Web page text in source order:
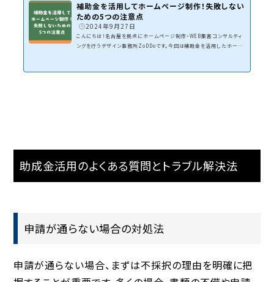
補助金を活用してホームページ制作！失敗しない
ための5つの注意点
2024年9月27日
こんにちは！名古屋を拠点にホームページ制作・WEB集客コンサルティ
ングを行うデザイン事務所ZoDDoです。今回は補助金を活用したホーム
助成金活用のよくある質問とトラブル解決法
申請が通らない場合の対処法
申請が通らない場合、まずは不採択の理由を明確に把